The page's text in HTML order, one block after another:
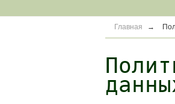
Главная →